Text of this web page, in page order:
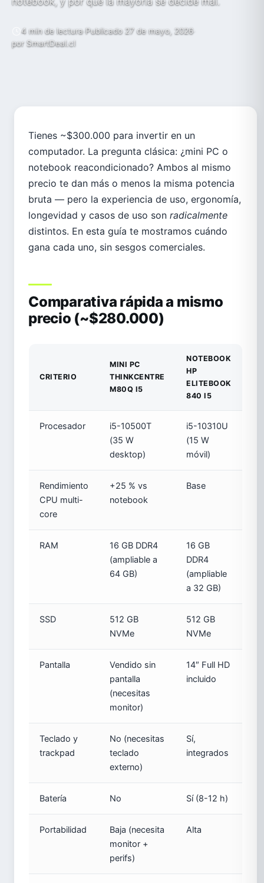
4 min de lectura·Publicado 27 de mayo, 2026·
por SmartDeal.cl
Tienes ~$300.000 para invertir en un
computador. La pregunta clásica: ¿mini PC o
notebook reacondicionado? Ambos al mismo
precio te dan más o menos la misma potencia
bruta — pero la experiencia de uso, ergonomía,
longevidad y casos de uso son radicalmente
distintos. En esta guía te mostramos cuándo
gana cada uno, sin sesgos comerciales.
Comparativa rápida a mismo
precio (~$280.000)
CRITERIO
MINI PC
THINKCENTRE
M80Q I5
NOTEBOOK
HP
ELITEBOOK
840 I5
Procesador
i5-10500T
(35 W
desktop)
i5-10310U
(15 W
móvil)
Rendimiento
CPU multi-
core
+25 % vs
notebook
Base
RAM
16 GB DDR4
(ampliable a
64 GB)
16 GB
DDR4
(ampliable
a 32 GB)
SSD
512 GB
NVMe
512 GB
NVMe
Pantalla
Vendido sin
pantalla
(necesitas
monitor)
14″ Full HD
incluido
Teclado y
trackpad
No (necesitas
teclado
externo)
Sí,
integrados
Batería No Sí (8-12 h)
Portabilidad
Baja (necesita
monitor +
perifs)
Alta